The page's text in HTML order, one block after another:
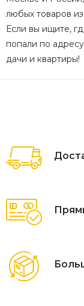
любых товаров
Если вы ищите,
попали по
дачи и квартиры!